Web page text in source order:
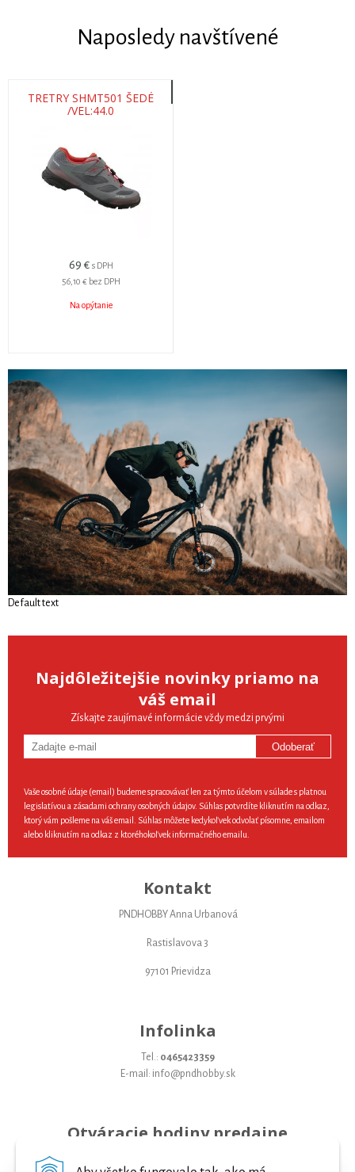
Naposledy navštívené
TRETRY SHMT501 ŠEDÉ
/VEL:44.0
69 € s DPH
56,10 € bez DPH
Na opýtanie
Default text
Najdôležitejšie novinky priamo na
váš email
Získajte zaujímavé informácie vždy medzi prvými
Odoberať
Vaše osobné údaje (email) budeme spracovávať len za týmto účelom v súlade s platnou
legislatívou a zásadami ochrany osobných údajov. Súhlas potvrdíte kliknutím na odkaz,
ktorý vám pošleme na váš email. Súhlas môžete kedykoľvek odvolať písomne, emailom
alebo kliknutím na odkaz z ktoréhokoľvek informačného emailu.
Kontakt
PNDHOBBY Anna Urbanová
Rastislavova 3
97101 Prievidza
Infolinka
Tel.: 0465423359
E-mail: info@pndhobby.sk
Otváracie hodiny predajne